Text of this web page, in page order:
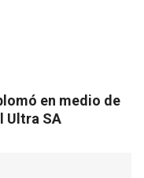
en medio de
Ultra SA